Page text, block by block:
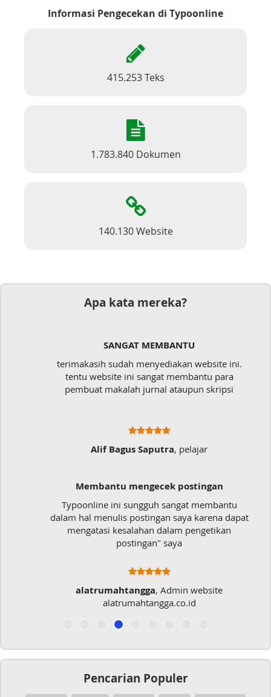
Informasi Pengecekan di Typoonline
415.253 Teks
1.783.840 Dokumen
140.130 Website
Apa kata mereka?
SANGAT MEMBANTU
terimakasih sudah menyediakan website ini.
tentu website ini sangat membantu para
pembuat makalah jurnal ataupun skripsi
Alif Bagus Saputra, pelajar
Membantu mengecek postingan
Typoonline ini sungguh sangat membantu
dalam hal menulis postingan saya karena dapat
mengatasi kesalahan dalam pengetikan
postingan" saya
alatrumahtangga, Admin website
alatrumahtangga.co.id
Pencarian Populer